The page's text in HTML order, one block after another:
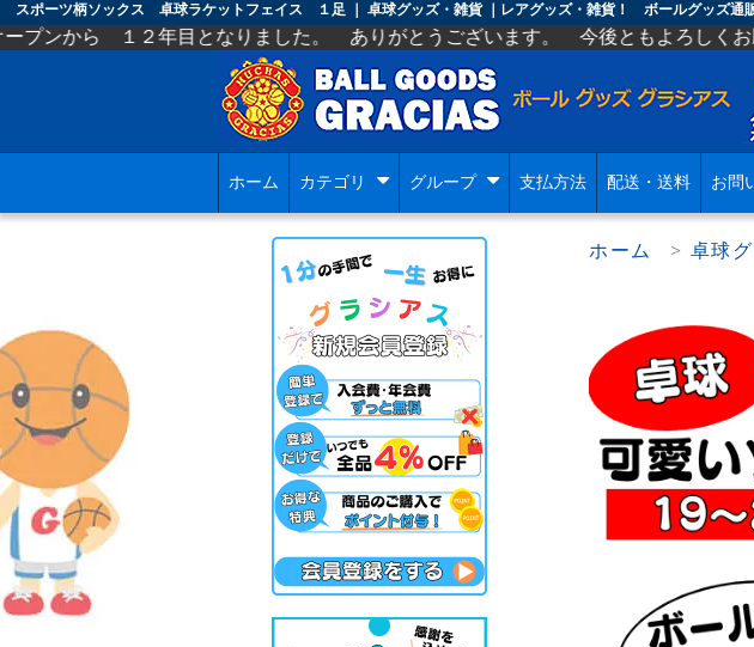
スポーツ柄ソックス 卓球ラケットフェイス １足 ｜ 卓球グッズ・雑貨 ｜レアグッズ・雑貨！ ボールグッズ通
目となりました。 ありがとうございます。 今後ともよろしくお願いします。
ホーム カテゴリ グループ 支払方法 配送・送料 お問
ホーム > 卓球